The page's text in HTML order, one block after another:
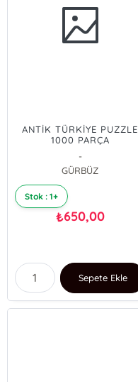
ANTİK TÜRKİYE PUZZLE
1000 PARÇA
-
GÜRBÜZ
Stok : 1+
₺650,00
Sepete Ekle